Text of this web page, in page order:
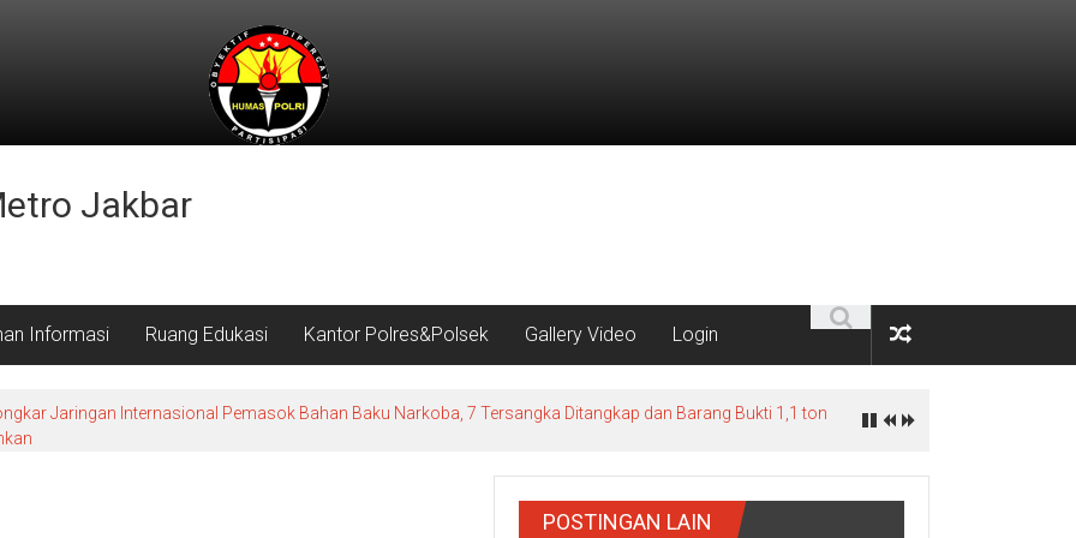
Jakbar
Informasi Ruang Edukasi Kantor Polres&Polsek Gallery Video Login
Jaringan Internasional Pemasok Bahan Baku Narkoba, 7 Tersangka Ditangkap dan Barang Bukti 1,1 ton
POSTINGAN LAIN